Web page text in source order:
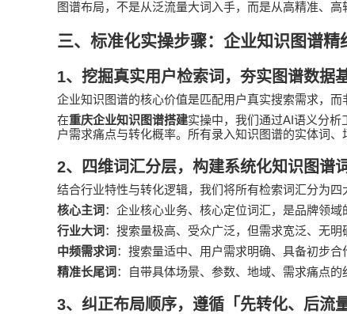
图谱布局，不是从泛流量大词入手，而是从高精准、
三、标准化实操步骤：企业知识图谱精
1、挖掘真实用户检索词，夯实图谱数据
企业知识图谱的核心价值是匹配用户真实搜索需求，
在重庆企业知识图谱搭建实操中，我们通过AI语义分析
户需求痛点与转化概率。所有录入知识图谱的实体词
2、四维词汇分层，构建系统化知识图谱
结合行业特性与转化逻辑，我们将所有检索词汇分为
核心主词 ：企业核心业务、核心定位词汇，是品牌领
行业大词 ：搜索量极高、受众广泛，但需求宽泛、无
中频需求词 ：搜索量适中、用户需求明确、具备初步
精准长尾词 ：自带具体场景、参数、地域、需求痛点
3、纠正布局顺序，遵循「先转化、后流